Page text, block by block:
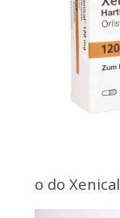
o do Xenical